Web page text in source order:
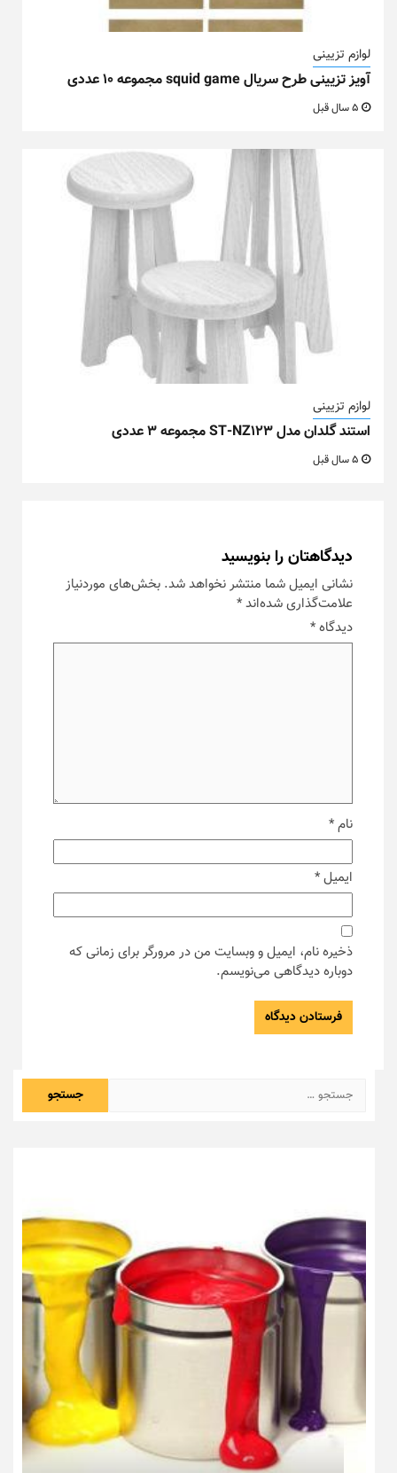
لوازم تزیینی
آویز تزیینی طرح سریال squid game مجموعه ۱۰ عددی
لوازم تزیینی
استند گلدان مدل ST-NZ123 مجموعه ۳ عددی
دیدگاهتان را بنویسید
نشانی ایمیل شما منتشر نخواهد شد. بخش‌های موردنیاز
علامت‌گذاری شده‌اند*
دیدگاه*
نام*
ایمیل*
ذخیره نام، ایمیل و وبسایت من در مرورگر برای زمانی که
دوباره دیدگاهی می‌نویسم.
جستجو
برای: